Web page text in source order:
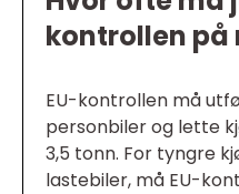
kontrollen
EU-kontrollen må
personbiler og lette
3,5 tonn. For tyngre
lastebiler, må EU-